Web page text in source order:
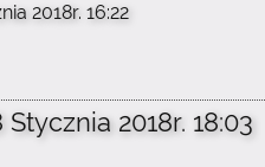
2018r. 16:22
Stycznia 2018r. 18:03